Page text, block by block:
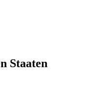
Staaten